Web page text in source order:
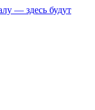
— здесь будут